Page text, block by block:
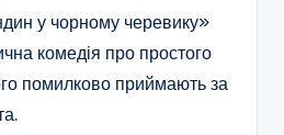
у чорному черевику»
комедія про простого
помилково приймають за